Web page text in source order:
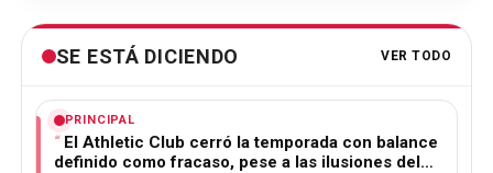
SE ESTÁ DICIENDO VER TODO
PRINCIPAL
El Athletic Club cerró la temporada con balance
definido como fracaso, pese a las ilusiones del…